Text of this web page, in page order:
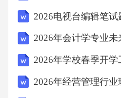
2026电视台编辑笔试
2026年会计学专业未
2026年学校春季开
2026年经营管理行